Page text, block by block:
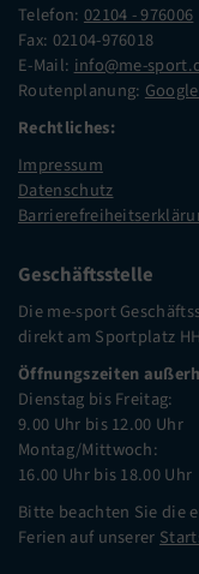
Telefon: 02104 - 976006
Fax: 02104-976018
E-Mail: info@me-
Routenplanung:
Rechtliches:
Impressum
Datenschutz
Geschäftsstelle
Die me-sport
direkt am Sportplatz
Öffnungszeiten
Dienstag bis Freitag:
9.00 Uhr bis 12.00 Uhr
Montag/Mittwoch:
16.00 Uhr bis 18.00 Uhr
Bitte beachten Sie die
Ferien auf unserer